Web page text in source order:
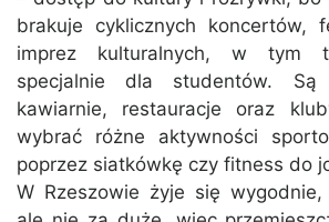
brakuje cyklicznych koncertów,
imprez kulturalnych, w tym
specjalnie dla studentów. Są
kawiarnie, restauracje oraz
wybrać różne aktywności
poprzez siatkówkę czy fitness do
W Rzeszowie żyje się